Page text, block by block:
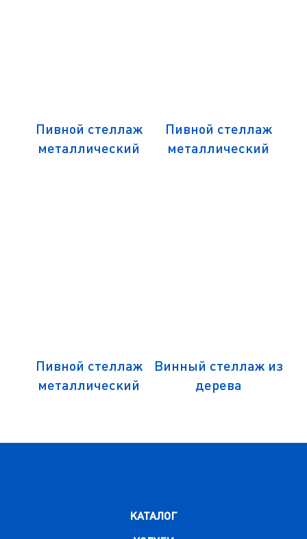
Пивной стеллаж
металлический
Пивной стеллаж
металлический
Пивной стеллаж
металлический
Винный стеллаж из
дерева
КАТАЛОГ